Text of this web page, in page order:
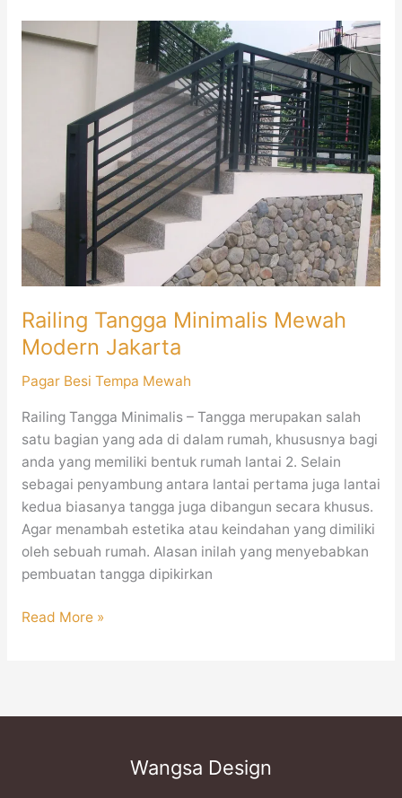
Railing Tangga Minimalis Mewah
Modern Jakarta
Pagar Besi Tempa Mewah
Railing Tangga Minimalis – Tangga merupakan salah
satu bagian yang ada di dalam rumah, khususnya bagi
anda yang memiliki bentuk rumah lantai 2. Selain
sebagai penyambung antara lantai pertama juga lantai
kedua biasanya tangga juga dibangun secara khusus.
Agar menambah estetika atau keindahan yang dimiliki
oleh sebuah rumah. Alasan inilah yang menyebabkan
pembuatan tangga dipikirkan
Railing
Tangga
Modern
Jakarta
Read More »
Wangsa Design